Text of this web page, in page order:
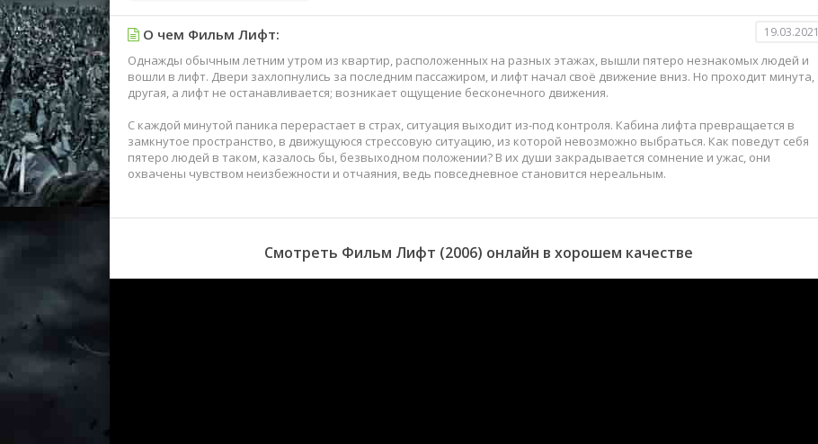
О чем Фильм Лифт: 19.03.2021
Однажды обычным летним утром из квартир, расположенных на разных этажах, вышли пятеро незнакомых людей и
вошли в лифт. Двери захлопнулись за последним пассажиром, и лифт начал своё движение вниз. Но проходит минута,
другая, а лифт не останавливается; возникает ощущение бесконечного движения.
С каждой минутой паника перерастает в страх, ситуация выходит из-под контроля. Кабина лифта превращается в
замкнутое пространство, в движущуюся стрессовую ситуацию, из которой невозможно выбраться. Как поведут себя
пятеро людей в таком, казалось бы, безвыходном положении? В их души закрадывается сомнение и ужас, они
охвачены чувством неизбежности и отчаяния, ведь повседневное становится нереальным.
Смотреть Фильм Лифт (2006) онлайн в хорошем качестве